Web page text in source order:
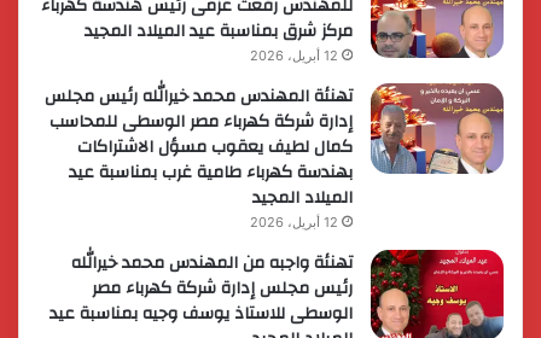
مركز شرق بمناسبة عيد الميلاد المجيد
12 أبريل، 2026
تهنئة المهندس محمد خيرالله رئيس مجلس
إدارة شركة كهرباء مصر الوسطى للمحاسب
كمال لطيف يعقوب مسؤل الاشتراكات
بهندسة كهرباء طامية غرب بمناسبة عيد
الميلاد المجيد
12 أبريل، 2026
تهنئة واجبه من المهندس محمد خيرالله
رئيس مجلس إدارة شركة كهرباء مصر
الوسطى للاستاذ يوسف وجيه بمناسبة عيد